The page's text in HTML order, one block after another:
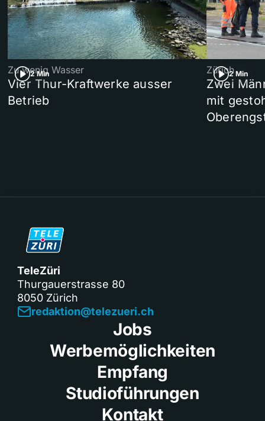
2 Min
Zu wenig Wasser
Vier Thur-Kraftwerke ausser
Betrieb
2 Min
Zürich
Zwei
mit
TeleZüri
Thurgauerstrasse 80
8050 Zürich
redaktion@telezueri.ch
Jobs
Werbemöglichkeiten
Empfang
Studioführungen
Kontakt